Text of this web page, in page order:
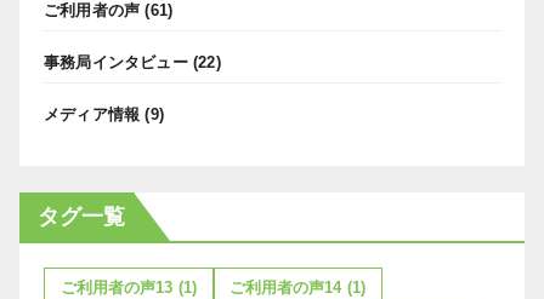
ご利用者の声 (61)
事務局インタビュー(22)
メディア情報 (9)
タグ一覧
ご利用者の声13 (1) ご利用者の声14 (1)